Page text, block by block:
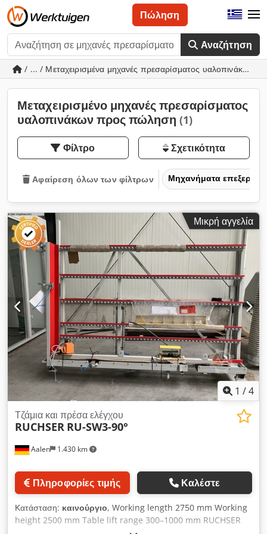
Αναζήτηση
Πώληση
/ ... / Μεταχειρισμένα μηχανές πρεσαρίσματος υαλοπινάκων
Μεταχειρισμένο μηχανές πρεσαρίσματος
υαλοπινάκων προς πώληση (1)
Φίλτρο Σχετικότητα
Αφαίρεση όλων των φίλτρων Μηχανήματα
Μικρή αγγελία
1 /4
Aalen 1.430 km
Τζάμια και πρέσα ελέγχου
RUCHSER RU-SW3-90°
Πληροφορίες τιμής Καλέστε
Κατάσταση: καινούργιο, Working length 2750 mm Working
height 2500 mm Table lift range 300–1000 mm RUCHSER